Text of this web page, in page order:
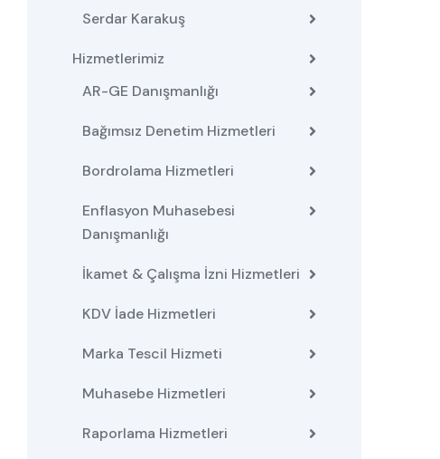
Serdar Karakuş
Hizmetlerimiz
AR-GE Danışmanlığı
Bağımsız Denetim Hizmetleri
Bordrolama Hizmetleri
Enflasyon Muhasebesi
Danışmanlığı
İkamet & Çalışma İzni Hizmetleri
KDV İade Hizmetleri
Marka Tescil Hizmeti
Muhasebe Hizmetleri
Raporlama Hizmetleri